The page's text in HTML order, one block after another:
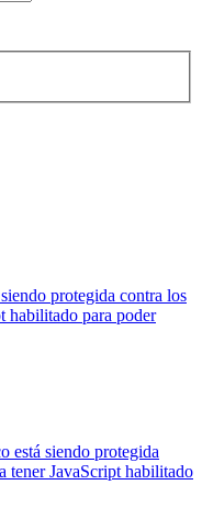
protegida contra los
habilitado para poder
está siendo protegida
tener JavaScript habilitado